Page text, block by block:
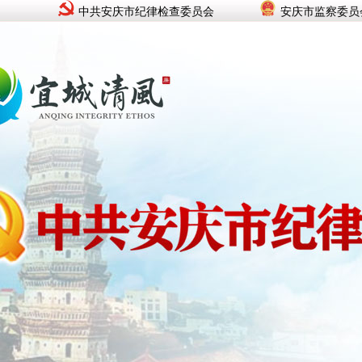
中共安庆市纪律检查委员会 安庆市监察委